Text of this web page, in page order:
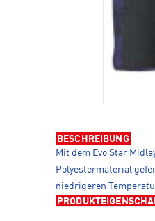
BESCHREIBUNG
Mit dem Evo Star
Polyestermaterial
niedrigeren